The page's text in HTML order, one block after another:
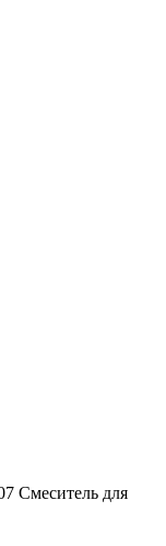
Смеситель для